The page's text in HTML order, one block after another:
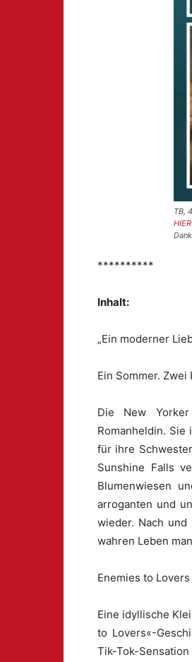
TB,
HIER
**********
Inhalt:
„Ein moderner
Ein Sommer.
Die New
Romanheldin.
für ihre
Sunshine Falls
Blumenwiesen
arroganten und
wieder. Nach
wahren Leben
Enemies to
Eine idyllische
to Lovers«-
Tik-Tok-